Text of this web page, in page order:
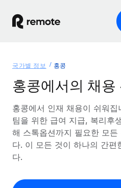
글로벌 고용
글로벌 급여
규정을 준수하며 급여 지급을
글로벌 서비스 제공
국가별 정보
미국 주별 정보
리소스
국가별 직원 오분류 리스크 확
요금
국가별 정보 홍콩
홍콩에서의 채용
홍콩에서 인재 채용이 쉬워
팀을 위한 급여 지급, 복리후
해 스톡옵션까지 필요한 모
다. 이 모든 것이 하나의 간편
다.